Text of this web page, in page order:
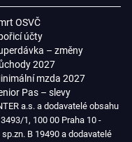
OSVČ
účty
– změny
2027
mzda 2027
Pas – slevy
a.s. a dodavatelé obsahu
1, 100 00 Praha 10 -
B 19490 a dodavatelé